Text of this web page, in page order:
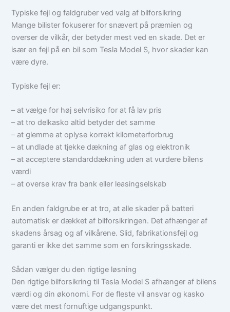
Typiske fejl og faldgruber ved valg af bilforsikring
Mange bilister fokuserer for snævert på præmien og
overser de vilkår, der betyder mest ved en skade. Det er
især en fejl på en bil som Tesla Model S, hvor skader kan
være dyre.
Typiske fejl er:
– at vælge for høj selvrisiko for at få lav pris
– at tro delkasko altid betyder det samme
– at glemme at oplyse korrekt kilometerforbrug
– at undlade at tjekke dækning af glas og elektronik
– at acceptere standarddækning uden at vurdere bilens
værdi
– at overse krav fra bank eller leasingselskab
En anden faldgrube er at tro, at alle skader på batteri
automatisk er dækket af bilforsikringen. Det afhænger af
skadens årsag og af vilkårene. Slid, fabrikationsfejl og
garanti er ikke det samme som en forsikringsskade.
Sådan vælger du den rigtige løsning
Den rigtige bilforsikring til Tesla Model S afhænger af bilens
værdi og din økonomi. For de fleste vil ansvar og kasko
være det mest fornuftige udgangspunkt.